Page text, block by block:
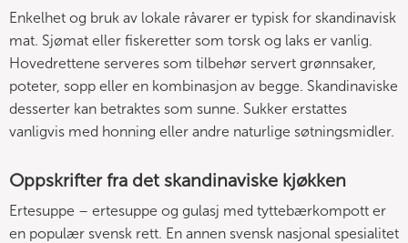
Enkelhet og bruk av lokale råvarer er typisk for skandinavisk
mat. Sjømat eller fiskeretter som torsk og laks er vanlig.
Hovedrettene serveres som tilbehør servert grønnsaker,
poteter, sopp eller en kombinasjon av begge. Skandinaviske
desserter kan betraktes som sunne. Sukker erstattes
vanligvis med honning eller andre naturlige søtningsmidler.
Oppskrifter fra det skandinaviske kjøkken
Ertesuppe – ertesuppe og gulasj med tyttebærkompott er
en populær svensk rett. En annen svensk nasjonal spesialitet